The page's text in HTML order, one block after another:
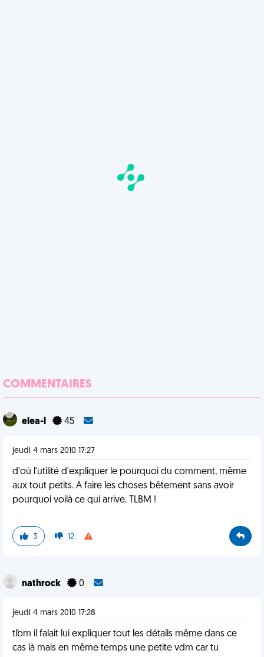
COMMENTAIRES
elea-l 45
jeudi 4 mars 2010 17:27
d'où l'utilité d'expliquer le pourquoi du comment, même
aux tout petits. A faire les choses bêtement sans avoir
pourquoi voilà ce qui arrive. TLBM !
3 12
nathrock 0
jeudi 4 mars 2010 17:28
tlbm il falait lui expliquer tout les détails même dans ce
cas là mais en même temps une petite vdm car tu